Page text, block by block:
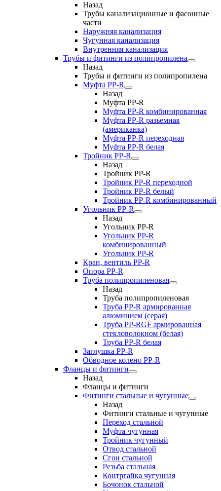
Назад
Трубы канализационные и фасонные
части
Наружняя канализация
Чугунная канализация
Внутренняя канализация
Трубы и фитинги из полипропилена
Назад
Трубы и фитинги из полипропилена
Муфта PP-R
Назад
Муфта PP-R
Муфта РР-R комбинированная
Муфта РР-R разьемная
(американка)
Муфта РР-R переходная
Муфта РР-R белая
Тройник PP-R
Назад
Тройник PP-R
Тройник РР-R переходной
Тройник РР-R белый
Тройник РР-R комбинированный
Угольник PP-R
Назад
Угольник PP-R
Угольник РР-R
комбинированный
Угольник РР-R
Кран, вентиль PP-R
Опора PP-R
Труба полипропиленовая
Назад
Труба полипропиленовая
Труба PP-R армированная
алюминием (серая)
Труба PP-RGF армированная
стекловолокном (белая)
Труба РР-R белая
Заглушка PP-R
Обводное колено PP-R
Фланцы и фитинги
Назад
Фланцы и фитинги
Фитинги стальные и чугунные
Назад
Фитинги стальные и чугунные
Переход стальной
Муфта чугунная
Тройник чугунный
Отвод стальной
Сгон стальной
Резьба стальная
Контргайка чугунная
Бочонок стальной